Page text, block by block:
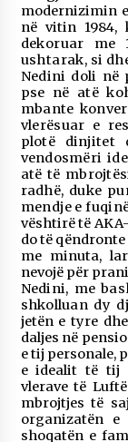
modernizimin
në vitin 1984,
dekoruar me
ushtarak, si
Nedini doli në
pse në atë
mbante
vlerësuar e
plotë dinjitet
vendosmëri
atë të
radhë, duke
mendje e
vështirë të
do të
me minuta,
nevojë për
Nedini, me
shkolluan dy
jetën e tyre
daljes në
e tij personale,
e idealit të tij
vlerave të
mbrojtjes të
organizatën e
shoqatën e